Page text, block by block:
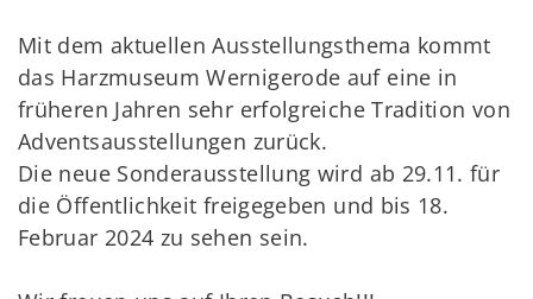
Mit dem aktuellen Ausstellungsthema kommt
das Harzmuseum Wernigerode auf eine in
früheren Jahren sehr erfolgreiche Tradition von
Adventsausstellungen zurück.
Die neue Sonderausstellung wird ab 29.11. für
die Öffentlichkeit freigegeben und bis 18.
Februar 2024 zu sehen sein.